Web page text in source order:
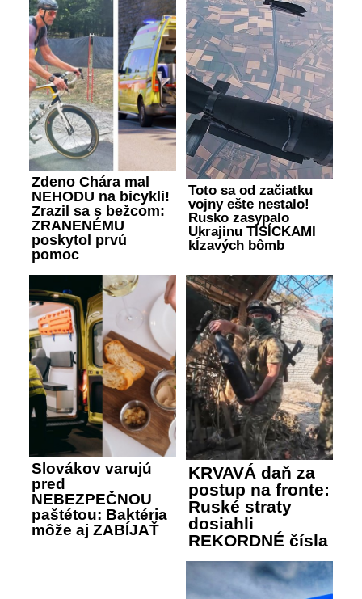
Zdeno Chára mal
NEHODU na bicykli!
Zrazil sa s bežcom:
ZRANENÉMU
poskytol prvú
pomoc
Toto sa od začiatku
vojny ešte nestalo!
Rusko zasypalo
Ukrajinu TISÍCKAMI
kĺzavých bômb
Slovákov varujú
pred
NEBEZPEČNOU
paštétou: Baktéria
môže aj ZABÍJAŤ
KRVAVÁ daň za
postup na fronte:
Ruské straty
dosiahli
REKORDNÉ čísla